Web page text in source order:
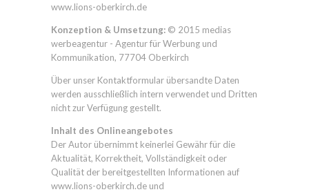
www.lions-oberkirch.de
Konzeption & Umsetzung: © 2015 medias
werbeagentur - Agentur für Werbung und
Kommunikation, 77704 Oberkirch
Über unser Kontaktformular übersandte Daten
werden ausschließlich intern verwendet und Dritten
nicht zur Verfügung gestellt.
Inhalt des Onlineangebotes
Der Autor übernimmt keinerlei Gewähr für die
Aktualität, Korrektheit, Vollständigkeit oder
Qualität der bereitgestellten Informationen auf
www.lions-oberkirch.de und